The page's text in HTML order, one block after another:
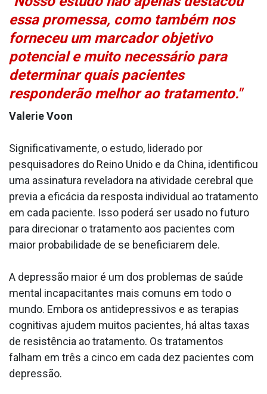
essa promessa, como também nos
forneceu um marcador objetivo
potencial e muito necessário para
determinar quais pacientes
responderão melhor ao tratamento."
Valerie Voon
Significativamente, o estudo, liderado por
pesquisadores do Reino Unido e da China, identificou
uma assinatura reveladora na atividade cerebral que
previa a eficácia da resposta individual ao tratamento
em cada paciente. Isso poderá ser usado no futuro
para direcionar o tratamento aos pacientes com
maior probabilidade de se beneficiarem dele.
A depressão maior é um dos problemas de saúde
mental incapacitantes mais comuns em todo o
mundo. Embora os antidepressivos e as terapias
cognitivas ajudem muitos pacientes, há altas taxas
de resistência ao tratamento. Os tratamentos
falham em três a cinco em cada dez pacientes com
depressão.